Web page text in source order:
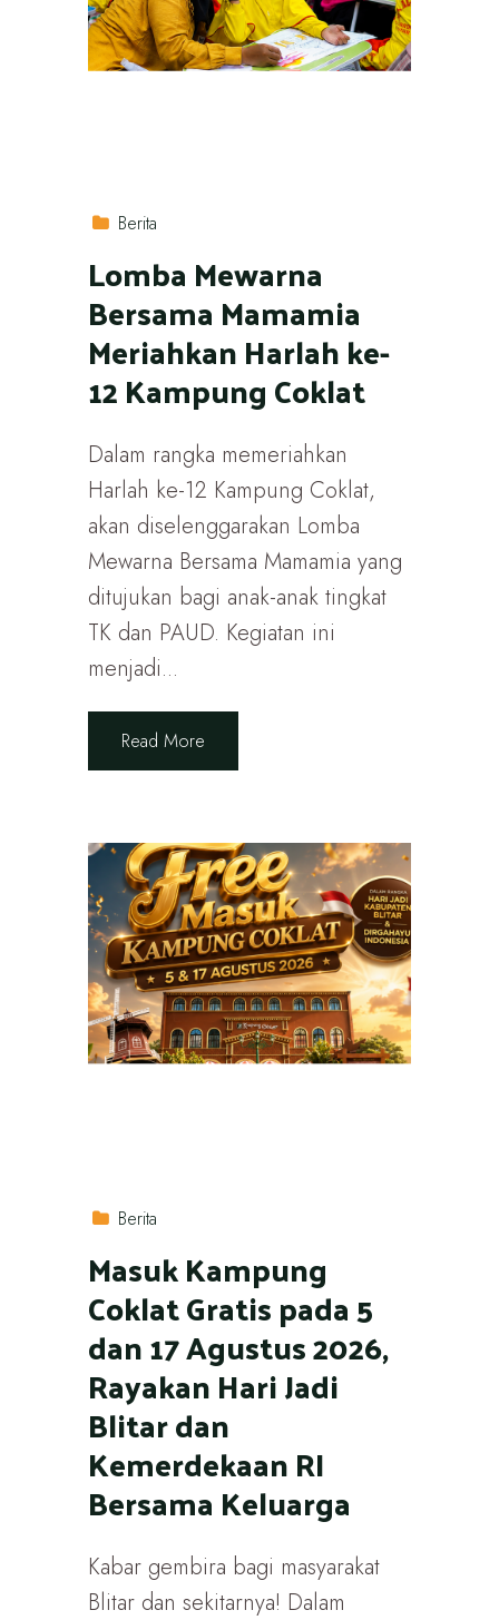
Berita
Lomba Mewarna
Bersama Mamamia
Meriahkan Harlah ke-
12 Kampung Coklat
Dalam rangka memeriahkan
Harlah ke-12 Kampung Coklat,
akan diselenggarakan Lomba
Mewarna Bersama Mamamia yang
ditujukan bagi anak-anak tingkat
TK dan PAUD. Kegiatan ini
menjadi...
Read More
Berita
Masuk Kampung
Coklat Gratis pada 5
dan 17 Agustus 2026,
Rayakan Hari Jadi
Blitar dan
Kemerdekaan RI
Bersama Keluarga
Kabar gembira bagi masyarakat
Blitar dan sekitarnya! Dalam